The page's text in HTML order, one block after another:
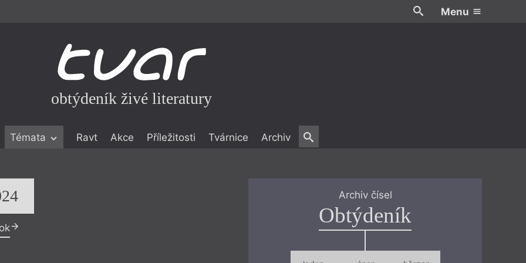
Menu
obtýdeník živé literatury
Témata Ravt Akce Příležitosti Tvárnice Archiv
Archiv čísel
Obtýdeník